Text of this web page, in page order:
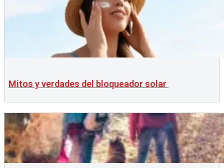
Mitos y verdades del bloqueador solar